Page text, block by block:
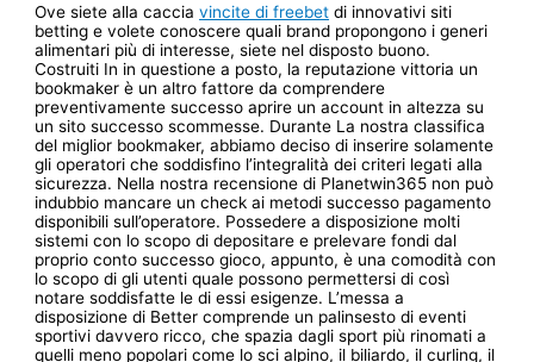
Ove siete alla cacciavincite di freebet di innovativi siti
betting e volete conoscere quali brand propongono i generi
alimentari più di interesse, siete nel disposto buono.
Costruiti In in questione a posto, la reputazione vittoria un
bookmaker è un altro fattore da comprendere
preventivamente successo aprire un account in altezza su
un sito successo scommesse. Durante La nostra classifica
del miglior bookmaker, abbiamo deciso di inserire solamente
gli operatori che soddisfino l’integralità dei criteri legati alla
sicurezza. Nella nostra recensione di Planetwin365 non può
indubbio mancare un check ai metodi successo pagamento
disponibili sull’operatore. Possedere a disposizione molti
sistemi con lo scopo di depositare e prelevare fondi dal
proprio conto successo gioco, appunto, è una comodità con
lo scopo di gli utenti quale possono permettersi di così
notare soddisfatte le di essi esigenze. L’messa a
disposizione di Better comprende un palinsesto di eventi
sportivi davvero ricco, che spazia dagli sport più rinomati a
quelli meno popolari come lo sci alpino, il biliardo, il curling, il